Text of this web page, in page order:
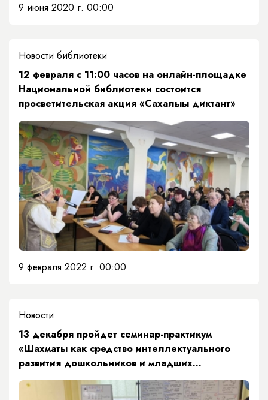
9 июня 2020 г. 00:00
Новости библиотеки
12 февраля с 11:00 часов на онлайн-площадке
Национальной библиотеки состоится
просветительская акция «Сахалыы диктант»
9 февраля 2022 г. 00:00
Новости
13 декабря пройдет семинар-практикум
«Шахматы как средство интеллектуального
развития дошкольников и младших
школьников. Мониторинг шахматного
образования в детском саду и начальной